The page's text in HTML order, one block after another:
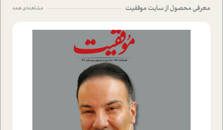
معرفی محصول از سایت موفقیت مشاهده ی همه